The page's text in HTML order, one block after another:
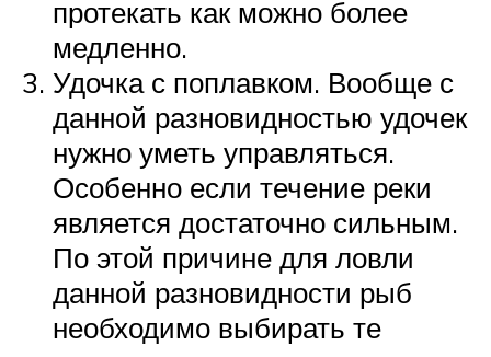
протекать как можно более
медленно.
Удочка с поплавком. Вообще с
данной разновидностью удочек
нужно уметь управляться.
Особенно если течение реки
является достаточно сильным.
По этой причине для ловли
данной разновидности рыб
необходимо выбирать те